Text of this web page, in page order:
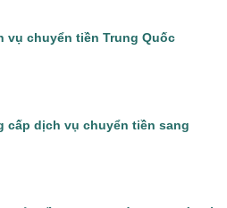
vụ chuyển tiền Trung Quốc
cấp dịch vụ chuyển tiền sang